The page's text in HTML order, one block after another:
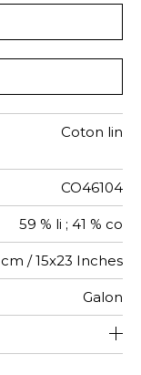
Coton lin
CO46104
59 % li ; 41 % co
/ 15x23 Inches
Galon
Zippee invisible
Tunisie